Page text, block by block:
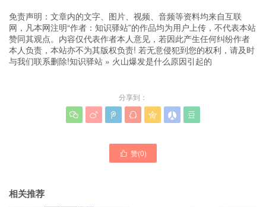
免责声明：文章内的文字、图片、视频、音频等资料均来自互联
网，凡本网注明“作者：知识驿站”的作品均为用户上传，不代表本站
赞同其观点。内容仅代表作者本人意见，若因此产生任何纠纷作者
本人负责，本站亦不为其版权负责! 若无意侵犯到您的权利，请及时
与我们联系删除!知识驿站 » 火山爆发是什么原因引起的
分享到：
      
 赞(0)
相关推荐